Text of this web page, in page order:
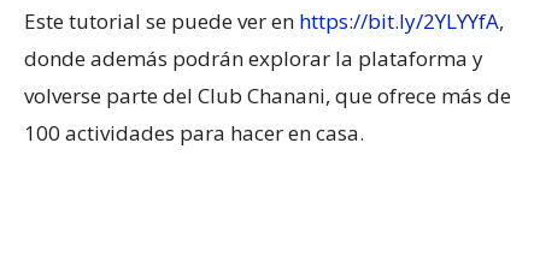
Este tutorial se puede ver en https://bit.ly/2YLYYfA,
donde además podrán explorar la plataforma y
volverse parte del Club Chanani, que ofrece más de
100 actividades para hacer en casa.